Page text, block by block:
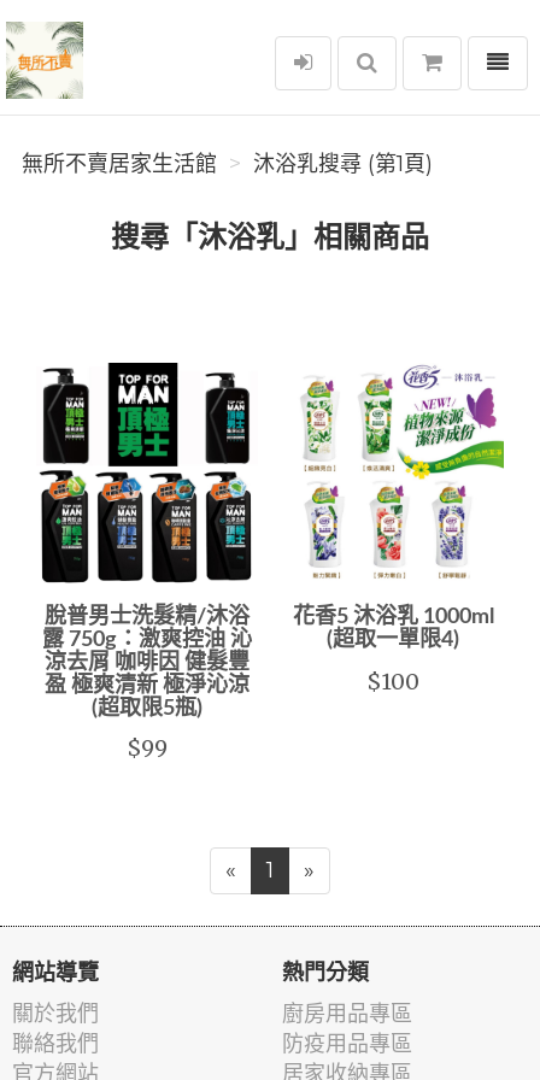
無所不賣居家生活館
選單
無所不賣居家生活館 沐浴乳搜尋 (第1頁)
搜尋「沐浴乳」相關商品
脫普男士洗髮精/沐浴
露 750g：激爽控油 沁
涼去屑 咖啡因 健髮豐
盈 極爽清新 極淨沁涼
(超取限5瓶)
$99
花香5 沐浴乳 1000ml
(超取一單限4)
$100
« 1 »
網站導覽
關於我們
聯絡我們
官方網站
熱門分類
廚房用品專區
防疫用品專區
居家收納專區